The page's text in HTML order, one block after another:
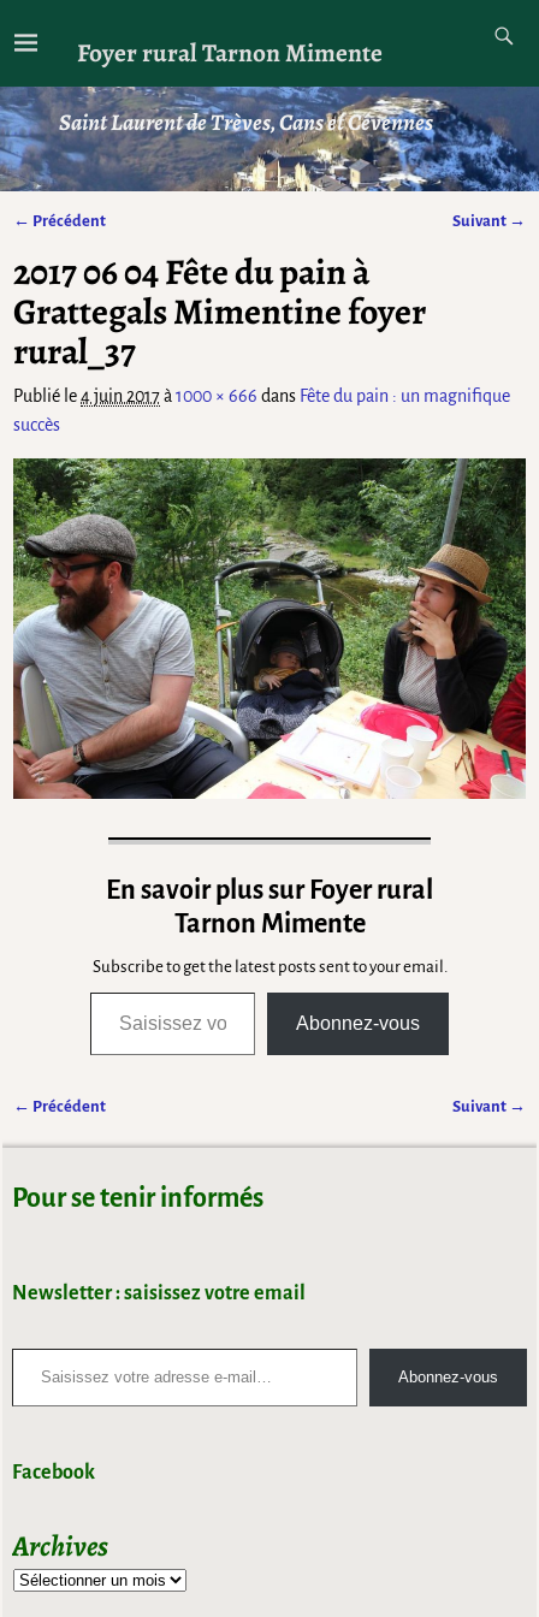
Foyer rural Tarnon Mimente
Saint Laurent de Trèves, Cans et Cévennes
← Précédent Suivant →
2017 06 04 Fête du pain à
Grattegals Mimentine foyer
rural_37
Publié le4 juin 2017à1000 × 666 dans Fête du pain : un magnifique
succès
En savoir plus sur Foyer rural
Tarnon Mimente
Subscribe to get the latest posts sent to your email.
Abonnez-vous
← Précédent Suivant →
Pour se tenir informés
Newsletter : saisissez votre email
Abonnez-vous
Facebook
Archives